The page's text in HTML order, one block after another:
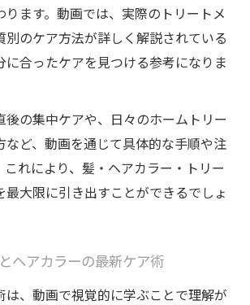
ります。動画では、実際のトリートメ
別のケア方法が詳しく解説されている
に合ったケアを見つける参考になりま
後の集中ケアや、日々のホームトリー
など、動画を通じて具体的な手順や注
これにより、髪・ヘアカラー・トリー
最大限に引き出すことができるでしょ
ヘアカラーの最新ケア術
は、動画で視覚的に学ぶことで理解が